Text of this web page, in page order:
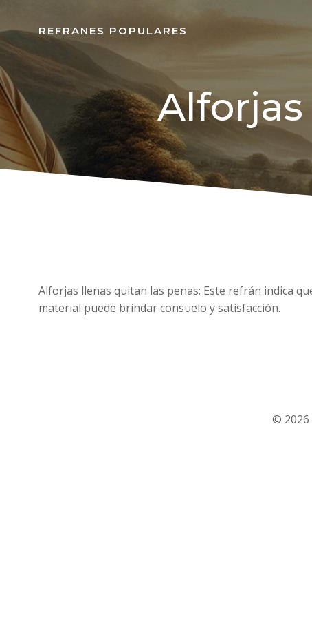
REFRANES POPULARES
Alforjas llenas quitan las penas: Este refrán indica
material puede brindar consuelo y satisfacción.
© 2026